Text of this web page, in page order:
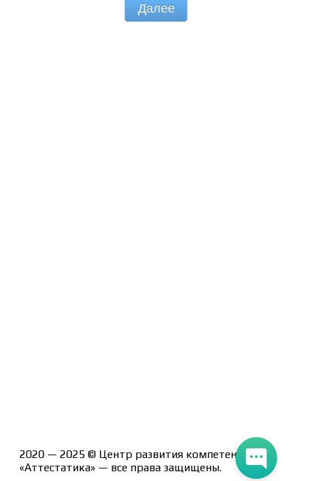
Далее
2020 — 2025 © Центр развития компетенций
«Аттестатика» — все права защищены.